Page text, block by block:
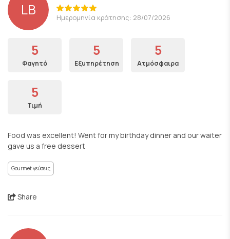
LB Ημερομηνία κράτησης: 28/07/2026
5
Φαγητό
5
Εξυπηρέτηση
5
Ατμόσφαιρα
5
Τιμή
Food was excellent! Went for my birthday dinner and our waiter
gave us a free dessert
Gourmet γεύσεις
Share